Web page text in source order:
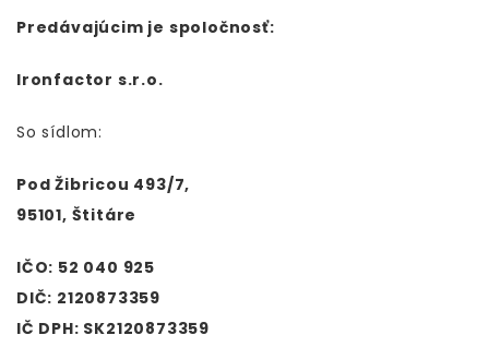
Predávajúcim je spoločnosť:
Ironfactor s.r.o.
So sídlom:
Pod Žibricou 493/7,
95101, Štitáre
IČO: 52 040 925
DIČ: 2120873359
IČ DPH: SK2120873359